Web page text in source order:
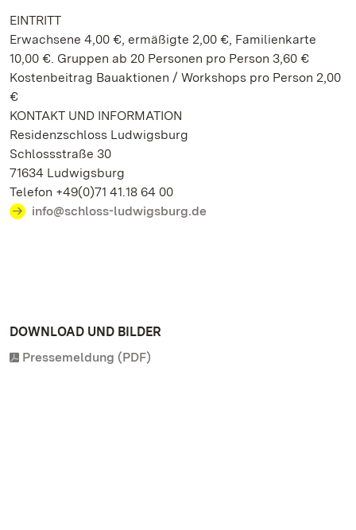
EINTRITT
Erwachsene 4,00 €, ermäßigte 2,00 €, Familienkarte
10,00 €. Gruppen ab 20 Personen pro Person 3,60 €
Kostenbeitrag Bauaktionen / Workshops pro Person 2,00
€
KONTAKT UND INFORMATION
Residenzschloss Ludwigsburg
Schlossstraße 30
71634 Ludwigsburg
Telefon +49(0)71 41.18 64 00
info@schloss-ludwigsburg.de
DOWNLOAD UND BILDER
Pressemeldung (PDF)